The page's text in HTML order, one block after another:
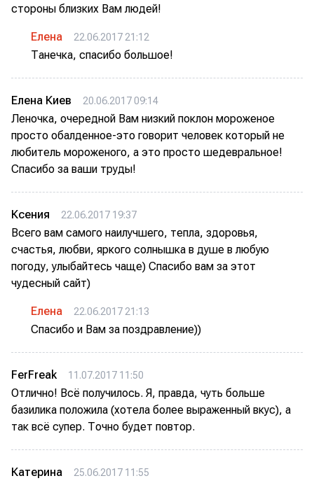
стороны близких Вам людей!
Елена 22.06.2017 21:12
Танечка, спасибо большое!
Елена Киев 20.06.2017 09:14
Леночка, очередной Вам низкий поклон мороженое
просто обалденное-это говорит человек который не
любитель мороженого, а это просто шедевральное!
Спасибо за ваши труды!
Ксения 22.06.2017 19:37
Всего вам самого наилучшего, тепла, здоровья,
счастья, любви, яркого солнышка в душе в любую
погоду, улыбайтесь чаще) Спасибо вам за этот
чудесный сайт)
Елена 22.06.2017 21:13
Спасибо и Вам за поздравление))
FerFreak 11.07.2017 11:50
Отлично! Всё получилось. Я, правда, чуть больше
базилика положила (хотела более выраженный вкус), а
так всё супер. Точно будет повтор.
Катерина 25.06.2017 11:55